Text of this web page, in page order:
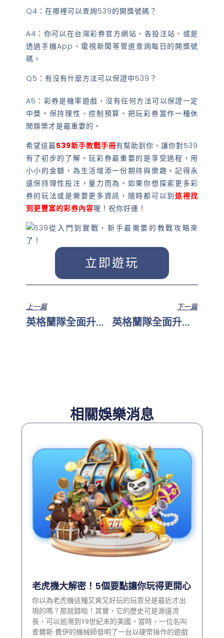
Q4：在哪裡可以查詢539的開獎號碼？
A4：你可以在台灣彩券官方網站、各投注站、或是
透過手機App、電視新聞等管道查詢每日的開獎號
碼。
Q5：有沒有什麼方法可以保證中539？
A5：彩券是機率遊戲，沒有任何方法可以保證一定
中獎。保持理性、控制預算、把玩彩券當作一種休
閒娛樂才是最重要的。
希望這篇539新手教戰手冊有幫助到你，讓你對539
有了初步的了解。玩彩券最重要的是享受過程，用
小小的金額，為生活增添一份期待與樂趣。記得永
遠保持理性投注，量力而為。如果你想探索更多彩
券的玩法或是需要更多資訊，隨時都可以到這裡找
到更豐富的彩券內容喔！祝你好運！
立即遊玩
上一篇
英格蘭隊全面升級！三獅軍團的奪冠關鍵
下一篇
英格蘭隊全面升級！三獅軍團的奪冠關鍵
相關娛樂消息
老虎機大解密！5個要點讓你玩得更開心
你以為老虎機這種又爽又好玩的玩意兒是最近才出
現的嗎？那就錯啦！其實，它的歷史可是源遠流
長，可以追溯到19世紀末的美國。當時，一位名叫
查爾斯·費伊的機械師發明了一台以硬幣操作的遊戲